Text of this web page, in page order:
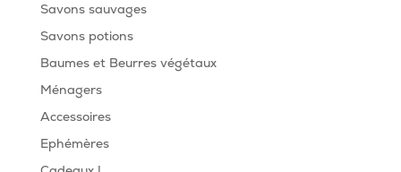
Savons sauvages
Savons potions
Baumes et Beurres végétaux
Ménagers
Accessoires
Ephémères